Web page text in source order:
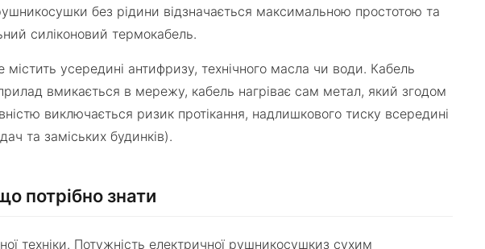
без рідини відзначається максимальною простотою та
силіконовий термокабель.
усередині антифризу, технічного масла чи води. Кабель
вмикається в мережу, кабель нагріває сам метал, який згодом
виключається ризик протікання, надлишкового тиску всередині
та заміських будинків).
потрібно знати
техніки. Потужність електричної рушникосушкиз сухим